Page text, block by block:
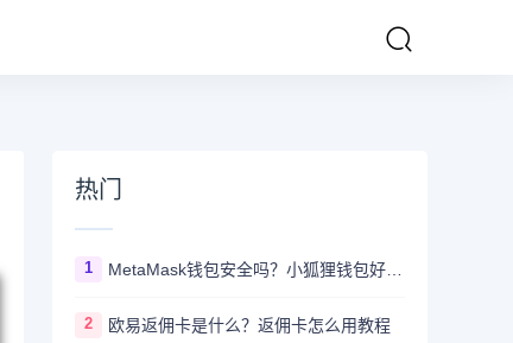
热门
1 MetaMask钱包安全吗？小狐狸钱包好用吗？
2 欧易返佣卡是什么？返佣卡怎么用教程